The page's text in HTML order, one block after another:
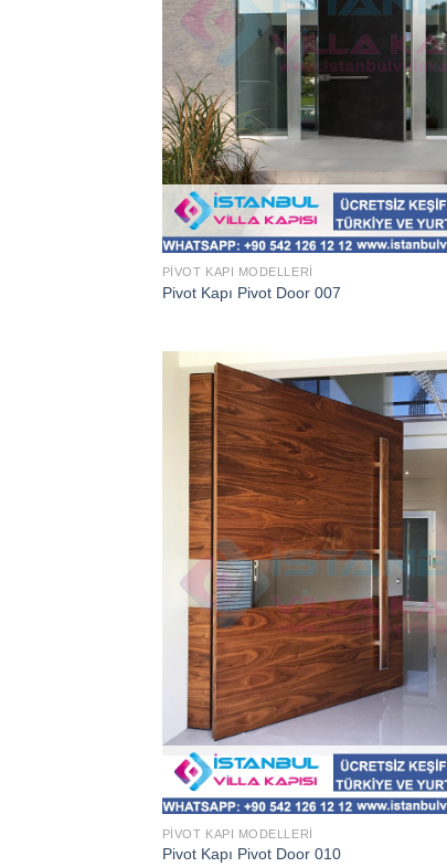
PIVOT KAPI MODELLERI
Pivot Kapı Pivot Door 007
PIVOT KAPI MODELLERI
Pivot Kapı Pivot Door 010